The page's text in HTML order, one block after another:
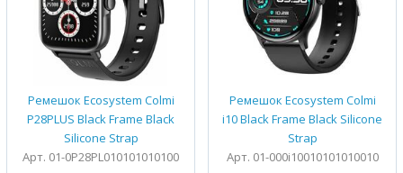
Ремешок Ecosystem Colmi
P28PLUS Black Frame Black
Silicone Strap
Арт. 01-0P28PL010101010100
Ремешок Ecosystem Colmi
i10 Black Frame Black Silicone
Strap
Арт. 01-000i10010101010010